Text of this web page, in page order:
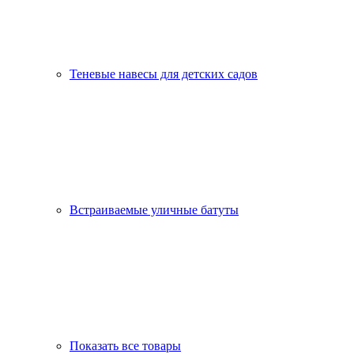
Теневые навесы для детских садов
Встраиваемые уличные батуты
Показать все товары